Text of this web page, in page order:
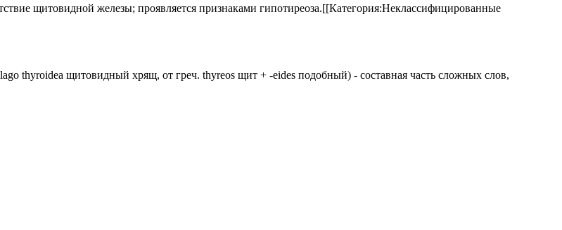
щитовидной железы; проявляется признаками гипотиреоза.[[Категория:Неклассифицированные
thyroidea щитовидный хрящ, от греч. thyreos щит + -eides подобный) - составная часть сложных слов,